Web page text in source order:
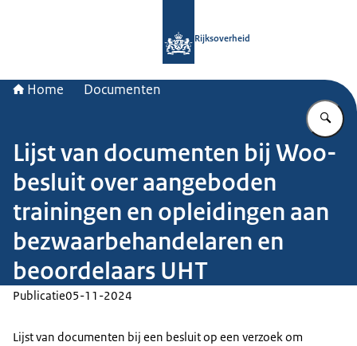
Rijksoverheid
Home Documenten
Lijst van documenten bij Woo-
besluit over aangeboden
trainingen en opleidingen aan
bezwaarbehandelaren en
beoordelaars UHT
Publicatie05-11-2024
Lijst van documenten bij een besluit op een verzoek om